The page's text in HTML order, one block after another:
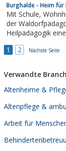
Burghalde - Heim für
Mit Schule, Wohnheim und Werkstätten bieten wir auf Grundlage
der
Heilpädagogik
1 2 Nächste Seite
Verwandte
Altenheime &
Altenpflege &
Arbeit für